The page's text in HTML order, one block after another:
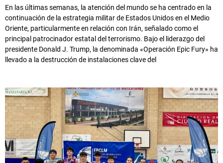
En las últimas semanas, la atención del mundo se ha centrado en la
continuación de la estrategia militar de Estados Unidos en el Medio
Oriente, particularmente en relación con Irán, señalado como el
principal patrocinador estatal del terrorismo. Bajo el liderazgo del
presidente Donald J. Trump, la denominada «Operación Epic Fury» ha
llevado a la destrucción de instalaciones clave del